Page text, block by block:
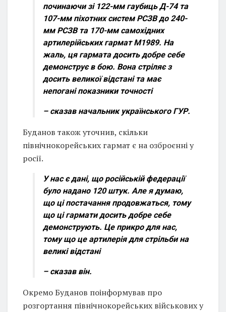
починаючи зі 122-мм гаубиць Д-74 та
107-мм піхотних систем РСЗВ до 240-
мм РСЗВ та 170-мм самохідних
артилерійських гармат M1989. На
жаль, ця гармата досить добре себе
демонструє в бою. Вона стріляє з
досить великої відстані та має
непогані показники точності
– сказав начальник українського ГУР.
Буданов також уточнив, скільки
північнокорейських гармат є на озброєнні у
росії.
У нас є дані, що російській федерації
було надано 120 штук. Але я думаю,
що ці постачання продовжаться, тому
що ці гармати досить добре себе
демонструють. Це прикро для нас,
тому що це артилерія для стрільби на
великі відстані
– сказав він.
Окремо Буданов поінформував про
розгортання північнокорейських військових у